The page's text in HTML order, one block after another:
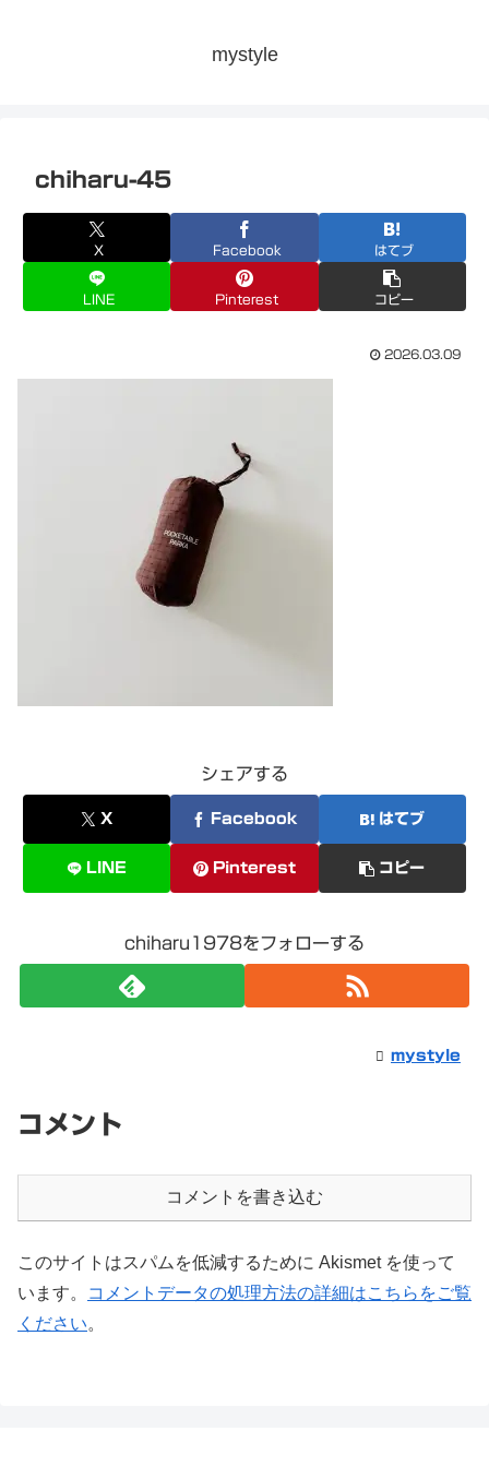
mystyle
chiharu-45
X Facebook はてブ
LINE Pinterest コピー
2026.03.09
シェアする
X Facebook はてブ
LINE Pinterest コピー
chiharu1978をフォローする
mystyle
コメント
コメントを書き込む
このサイトはスパムを低減するために Akismet を使って
います。
コメントデータの処理方法の詳細はこちらをご覧
ください。